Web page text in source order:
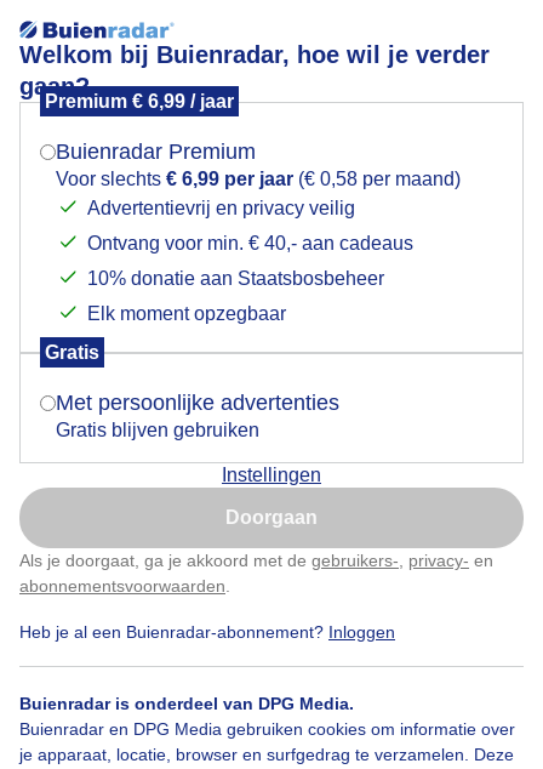
Welkom bij Buienradar, hoe wil je verder
gaan?
Premium € 6,99 / jaar
Buienradar Premium
Voor slechts € 6,99 per jaar (€ 0,58 per maand)
Advertentievrij en privacy veilig
Ontvang voor min. € 40,- aan cadeaus
10% donatie aan Staatsbosbeheer
Elk moment opzegbaar
Gratis
Met persoonlijke advertenties
Gratis blijven gebruiken
Instellingen
Doorgaan
Als je doorgaat, ga je akkoord met de gebruikers- privacy- en
abonnementsvoorwaarden
Heb je al een Buienradar-abonnement? Inloggen
Buienradar is onderdeel van DPG Media.
Buienradar en DPG Media gebruiken cookies om informatie over
je apparaat, locatie, browser en surfgedrag te verzamelen. Deze
Dierentuinweer.
Door: Erica van Leeuwen-de Bruijn
Gemaakt: 14-06-2026, 41x bekeken
Bekijk slideshow
Mogen we je locatie gebruiken voor het
Indien je hier nog geen akkoord op hebt gegeven,
verschijnt er zo een pop-up uit je browser waarin
Is goed, toon de popup
Nu niet, misschien later
Klik hierom dit aan te passen